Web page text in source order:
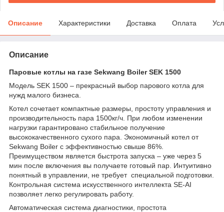
Описание Характеристики Доставка Оплата
Описание
Паровые котлы на газе Sekwang Boiler SEK 1500
Модель SEK 1500 – прекрасный выбор парового котла для
нужд малого бизнеса.
Котел сочетает компактные размеры, простоту управления и
производительность пара 1500кг/ч. При любом изменении
нагрузки гарантировано стабильное получение
высококачественного сухого пара. Экономичный котел от
Sekwang Boiler с эффективностью свыше 86%.
Преимуществом является быстрота запуска – уже через 5
мин после включения вы получаете готовый пар. Интуитивно
понятный в управлении, не требует специальной подготовки.
Контрольная система искусственного интеллекта SE-AI
позволяет легко регулировать работу.
Автоматическая система диагностики, простота